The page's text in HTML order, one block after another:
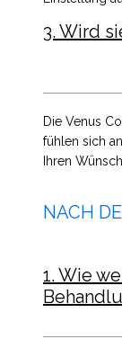
3. Wird
Die Venus
fühlen sich
Ihren
NACH
1. Wie